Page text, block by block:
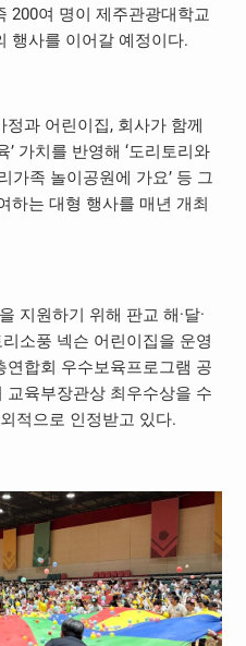
200여 명이 제주관광대학교
행사를 이어갈 예정이다.
과 어린이집, 회사가 함께
가치를 반영해 ‘도리토리와
가족 놀이공원에 가요’ 등 그
하는 대형 행사를 매년 개최
지원하기 위해 판교 해·달·
소풍 넥슨 어린이집을 운영
합회 우수보육프로그램 공
육부장관상 최우수상을 수
적으로 인정받고 있다.